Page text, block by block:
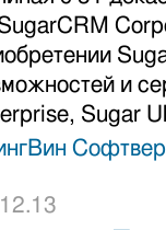
и
Sugar
Софтвер